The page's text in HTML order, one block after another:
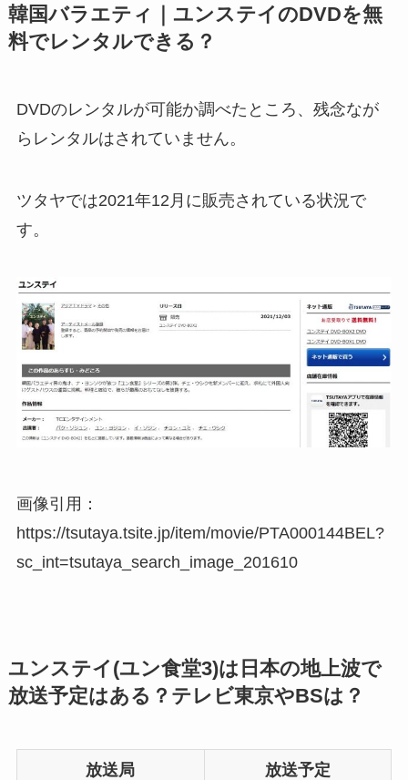
韓国バラエティ｜ユンステイのDVDを無
料でレンタルできる？
DVDのレンタルが可能か調べたところ、残念なが
らレンタルはされていません。
ツタヤでは2021年12月に販売されている状況で
す。
画像引用：
https://tsutaya.tsite.jp/item/movie/PTA000144BEL?
sc_int=tsutaya_search_image_201610
ユンステイ(ユン食堂3)は日本の地上波で
放送予定はある？テレビ東京やBSは？
放送局 放送予定